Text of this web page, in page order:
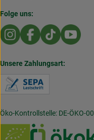
Folge uns:
Externer Link zu
Externer Link
Externer
Unsere Zahlungsart:
Öko-Kontrollstelle: DE-ÖKO-
Externer Link zu